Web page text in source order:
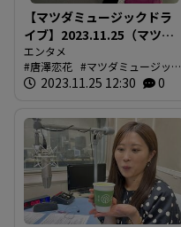
【マツダミュージックドラ
イブ】2023.11.25（マツダ
ミュージアム後編）
エンタメ
唐澤恋花
マツダミュージック
ドライブ
2023.11.25 12:30 0